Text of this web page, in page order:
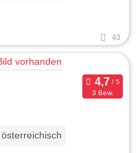
43
3 Bew.
österreichisch